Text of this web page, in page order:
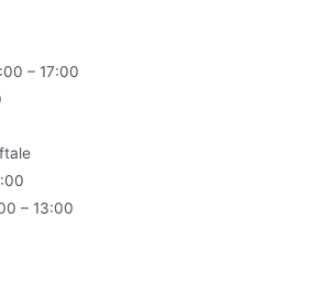
– 17:00
– 13:00